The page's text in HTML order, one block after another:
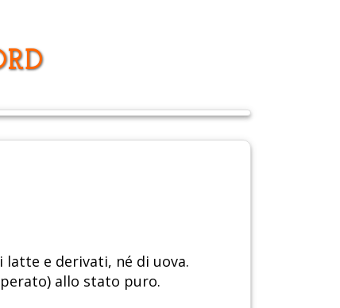
latte e derivati, né di uova.
allo stato puro.